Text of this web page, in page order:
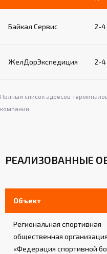
Байкал Сервис 2-4
ЖелДорЭкспедиция 2-4
Полный список адресов
компании.
РЕАЛИЗОВАННЫЕ
Объект
Региональная спортивная
общественная организация
«Федерация спортивной